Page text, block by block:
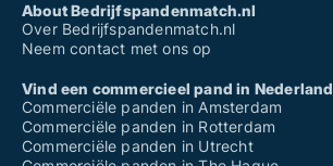
About Bedrijfspandenmatch.nl
Over Bedrijfspandenmatch.nl
Neem contact met ons op
Vind een commercieel pand in Nederland
Commerciële panden in Amsterdam
Commerciële panden in Rotterdam
Commerciële panden in Utrecht